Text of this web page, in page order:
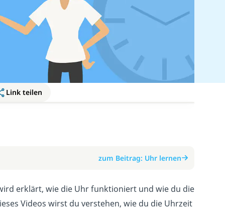
Link teilen
zum Beitrag: Uhr lernen
erklärt, wie die Uhr funktioniert und wie du die
Videos wirst du verstehen, wie du die Uhrzeit